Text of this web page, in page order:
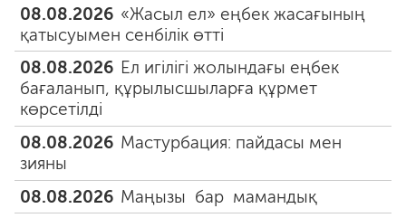
08.08.2026 «Жасыл ел» еңбек жасағының
қатысуымен сенбілік өтті
08.08.2026 Ел игілігі жолындағы еңбек
бағаланып, құрылысшыларға құрмет
көрсетілді
08.08.2026 Мастурбация: пайдасы мен
зияны
08.08.2026 Маңызы бар мамандық